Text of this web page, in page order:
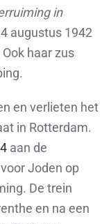
in
augustus 1942
haar zus
en verlieten het
in Rotterdam.
aan de
Joden op
De trein
en na een